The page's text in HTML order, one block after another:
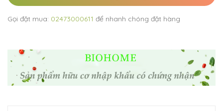
Gọi đặt mua: 02473000611 để nhanh chóng đặt hàng